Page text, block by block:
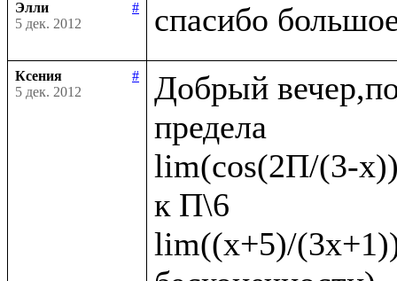
Элли
#
5 дек. 2012
Ксения
#
5 дек. 2012
Добрый
предела
lim(cos(2П/(3-
к П\6
lim((х+5)/